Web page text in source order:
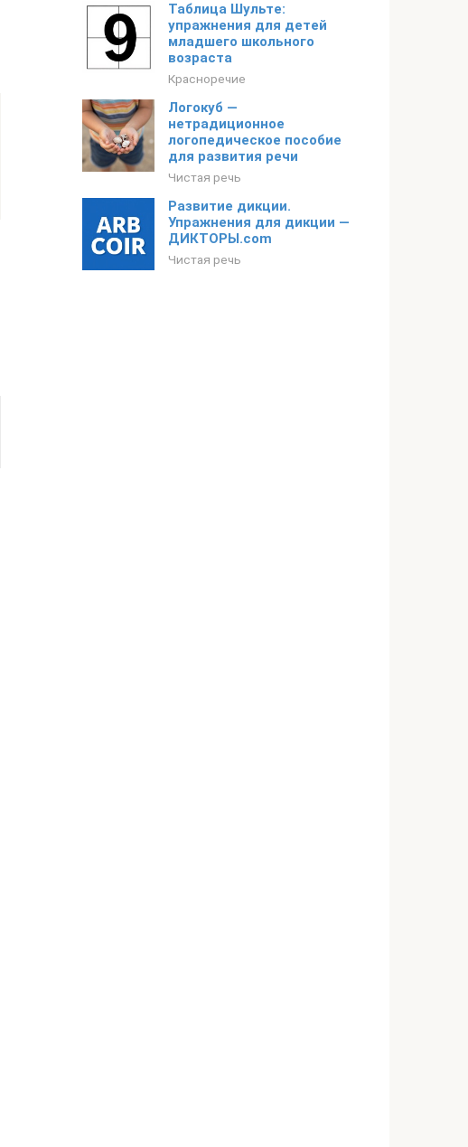
Таблица Шульте:
упражнения для детей
младшего школьного
возраста
Красноречие
Логокуб —
нетрадиционное
логопедическое пособие
для развития речи
Чистая речь
Развитие дикции.
Упражнения для дикции —
ДИКТОРЫ.com
Чистая речь